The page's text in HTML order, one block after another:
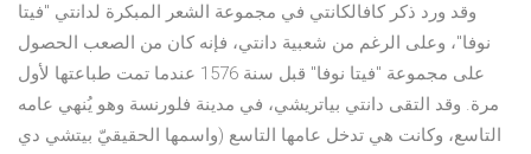
وقد ورد ذكر كافالكانتي في مجموعة الشعر المبكرة لدانتي "فيتا
نوفا"، وعلى الرغم من شعبية دانتي، فإنه كان من الصعب الحصول
على مجموعة "فيتا نوفا" قبل سنة 1576 عندما تمت طباعتها لأول
مرة. وقد التقى دانتي بياتريشي، في مدينة فلورنسة وهو يُنهي عامه
التاسع، وكانت هي تدخل عامها التاسع (واسمها الحقيقيّ بيتشي دي